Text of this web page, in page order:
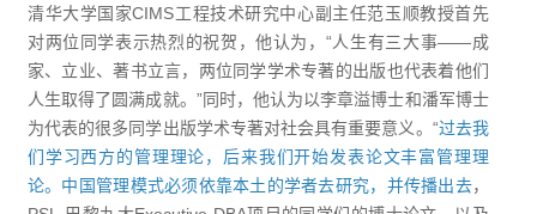
清华大学国家CIMS工程技术研究中心副主任范玉顺教授首先
对两位同学表示热烈的祝贺，他认为，“人生有三大事——成
家、立业、著书立言，两位同学学术专著的出版也代表着他们
人生取得了圆满成就。”同时，他认为以李章溢博士和潘军博士
为代表的很多同学出版学术专著对社会具有重要意义。“过去我
们学习西方的管理理论，后来我们开始发表论文丰富管理理
论。中国管理模式必须依靠本土的学者去研究，并传播出去，